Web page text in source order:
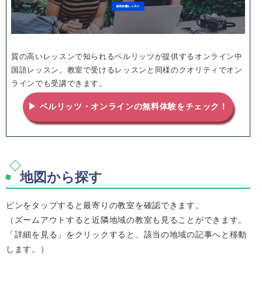
質の高いレッスンで知られるベルリッツが提供するオンライン中
国語レッスン。教室で受けるレッスンと同様のクオリティでオン
ラインでも受講できます。
▶ ベルリッツ・オンラインの無料体験をチェック！
地図から探す
ピンをタップすると最寄りの教室を確認できます。
（ズームアウトすると近隣地域の教室も見ることができます。
「詳細を見る」をクリックすると、該当の地域の記事へと移動
します。）